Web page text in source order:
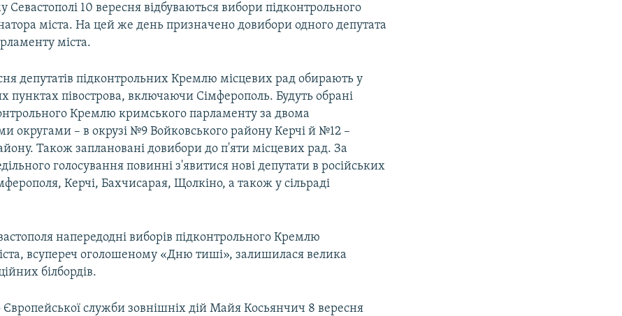
Севастополі 10 вересня відбуваються вибори підконтрольного
міста. На цей же день призначено довибори одного депутата
міста.
депутатів підконтрольних Кремлю місцевих рад обирають у
пунктах півострова, включаючи Сімферополь. Будуть обрані
Кремлю кримського парламенту за двома
округами – в окрузі №9 Войковського району Керчі й №12 –
Також заплановані довибори до п'яти місцевих рад. За
голосування повинні з'явитися нові депутати в російських
Керчі, Бахчисарая, Щолкіно, а також у сільраді
напередодні виборів підконтрольного Кремлю
всупереч оголошеному «Дню тиші», залишилася велика
білбордів.
служби зовнішніх дій Майя Косьянчич 8 вересня